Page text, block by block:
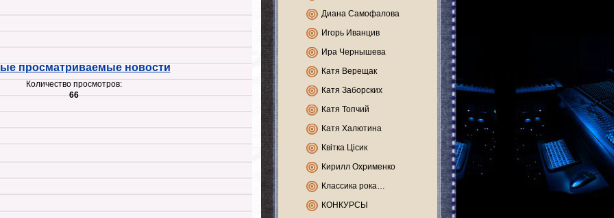
просматриваемые новости
Количество просмотров:
66
Диана Самофалова
Игорь Иванцив
Ира Чернышева
Катя Верещак
Катя Заборских
Катя Топчий
Катя Халютина
Квітка Цісик
Кирилл Охрименко
Классика рока…
КОНКУРСЫ